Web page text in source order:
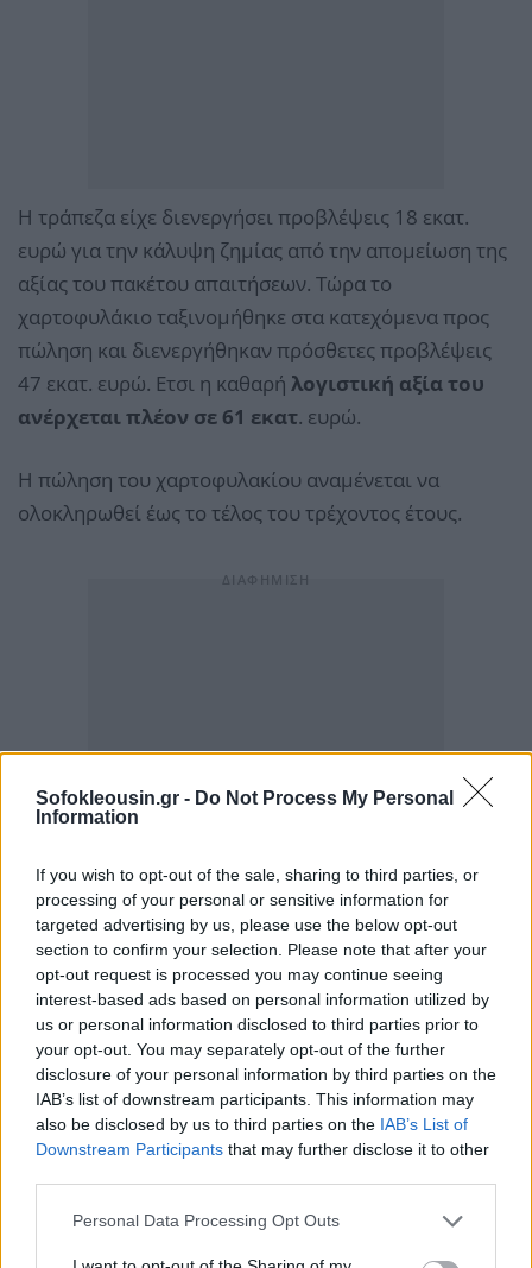
Sofokleousin.gr - Do Not Process My Personal
Information
If you wish to opt-out of the sale, sharing to third parties, or
processing of your personal or sensitive information for
targeted advertising by us, please use the below opt-out
section to confirm your selection. Please note that after your
opt-out request is processed you may continue seeing
interest-based ads based on personal information utilized by
us or personal information disclosed to third parties prior to
your opt-out. You may separately opt-out of the further
disclosure of your personal information by third parties on the
IAB’s list of downstream participants. This information may
also be disclosed by us to third parties on the IAB’s List of
Downstream Participants that may further disclose it to other
Personal Data Processing Opt Outs
Η τράπεζα είχε διενεργήσει προβλέψεις 18 εκατ.
ευρώ για την κάλυψη ζημίας από την απομείωση της
αξίας του πακέτου απαιτήσεων. Τώρα το
χαρτοφυλάκιο ταξινομήθηκε στα κατεχόμενα προς
πώληση και διενεργήθηκαν πρόσθετες προβλέψεις
47 εκατ. ευρώ. Ετσι η καθαρή λογιστική αξία του
ανέρχεται πλέον σε 61 εκατ. ευρώ.
Η πώληση του χαρτοφυλακίου αναμένεται να
ολοκληρωθεί έως το τέλος του τρέχοντος έτους.